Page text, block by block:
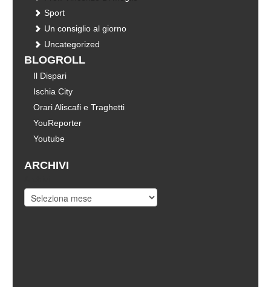
Sport
Un consiglio al giorno
Uncategorized
BLOGROLL
Il Dispari
Ischia City
Orari Aliscafi e Traghetti
YouReporter
Youtube
ARCHIVI